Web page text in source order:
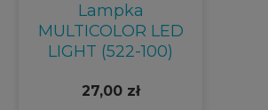
Lampka
MULTICOLOR LED
LIGHT (522-100)
27,00 zł